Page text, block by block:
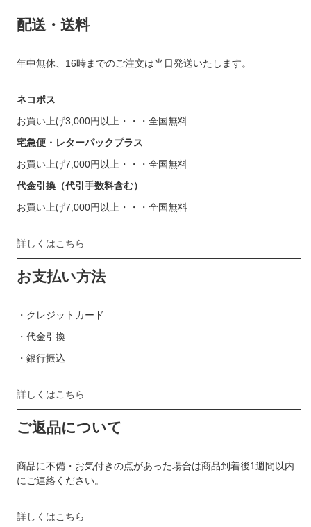
配送・送料
年中無休、16時までのご注文は当日発送いたします。
ネコポス
お買い上げ3,000円以上・・・全国無料
宅急便・レターパックプラス
お買い上げ7,000円以上・・・全国無料
代金引換（代引手数料含む）
お買い上げ7,000円以上・・・全国無料
詳しくはこちら
お支払い方法
・クレジットカード
・代金引換
・銀行振込
詳しくはこちら
ご返品について
商品に不備・お気付きの点があった場合は商品到着後1週間以内
にご連絡ください。
詳しくはこちら